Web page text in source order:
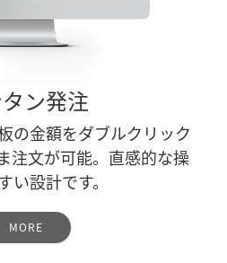
ン発注
の金額をダブルクリック
注文が可能。 直感的な操
い設計です。
MORE